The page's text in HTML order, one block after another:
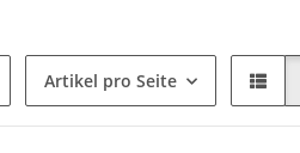
Artikel pro Seite